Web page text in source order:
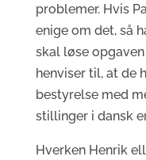
problemer. Hvis
enige om det, så
skal løse
henviser til, at de
bestyrelse med
stillinger i dansk
Hverken Henrik